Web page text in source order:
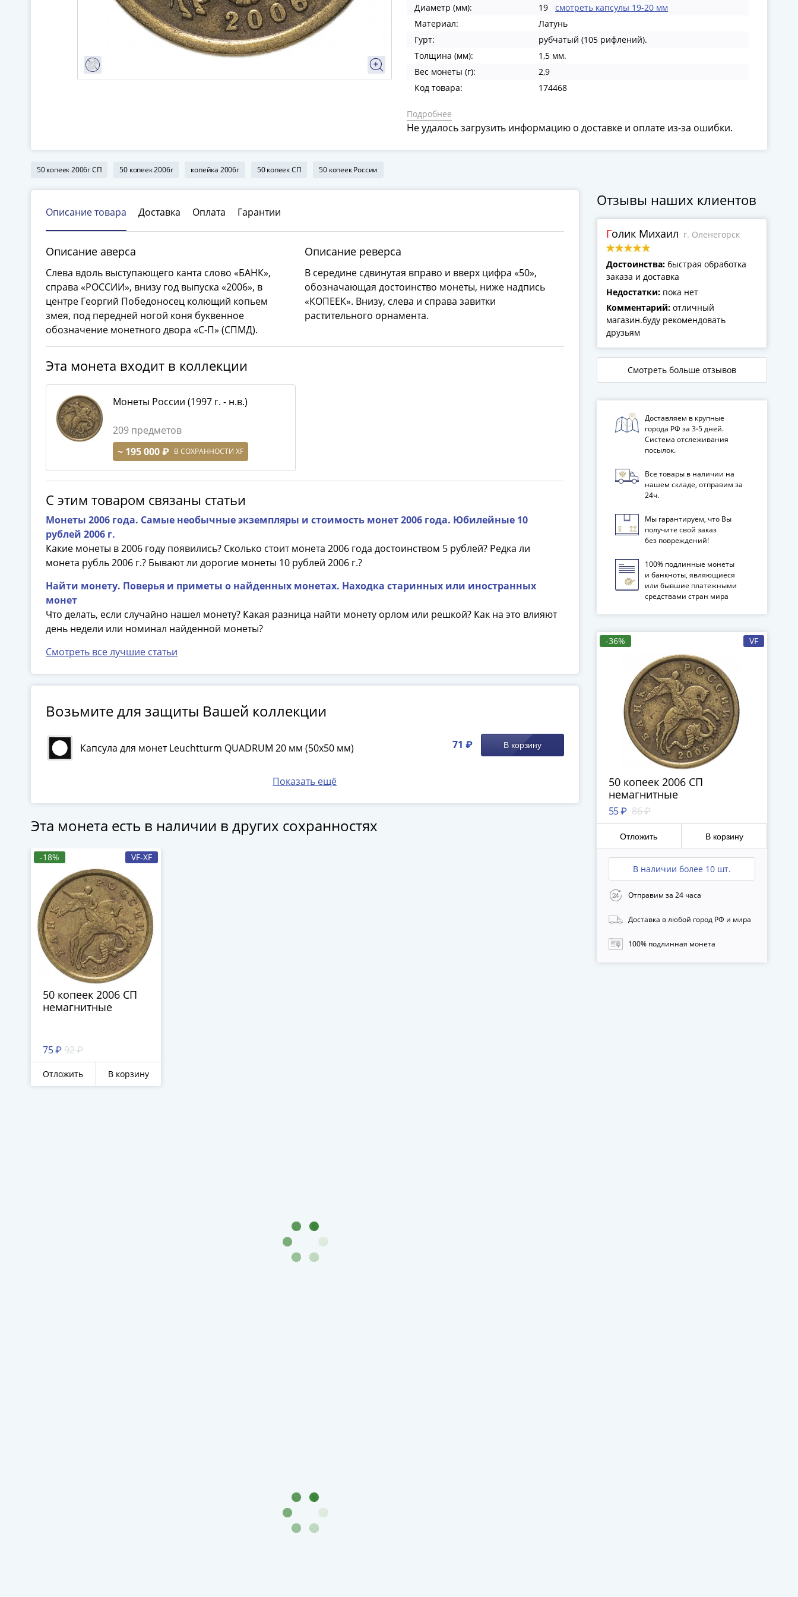
Диаметр (мм): 19
смотреть капсулы 19-20 мм
Материал:
Латунь
Гурт:
рубчатый (105 рифлений).
Толщина (мм):
1,5 мм.
Вес монеты (г):
2,9
Код товара:
174468
Подробнее
Не удалось загрузить информацию о доставке и оплате из-за ошибки.
50 копеек 2006г СП 50 копеек 2006г копейка 2006г 50 копеек СП 50 копеек России
Описание товара Доставка Оплата Гарантии
Описание аверса
Слева вдоль выступающего канта слово «БАНК»,
справа «РОССИИ», внизу год выпуска «2006», в
центре Георгий Победоносец колющий копьем
змея, под передней ногой коня буквенное
обозначение монетного двора «С-П» (СПМД).
Описание реверса
В середине сдвинутая вправо и вверх цифра «50»,
обозначающая достоинство монеты, ниже надпись
«КОПЕЕК». Внизу, слева и справа завитки
растительного орнамента.
Эта монета входит в коллекции
Монеты России (1997 г. - н.в.)
209 предметов
~ 195 000 ₽ В СОХРАННОСТИ XF
С этим товаром связаны статьи
Монеты 2006 года. Самые необычные экземпляры и стоимость монет 2006 года. Юбилейные 10
рублей 2006 г.
Какие монеты в 2006 году появились? Сколько стоит монета 2006 года достоинством 5 рублей? Редка ли
монета рубль 2006 г.? Бывают ли дорогие монеты 10 рублей 2006 г.?
Найти монету. Поверья и приметы о найденных монетах. Находка старинных или иностранных
монет
Что делать, если случайно нашел монету? Какая разница найти монету орлом или решкой? Как на это влияют
день недели или номинал найденной монеты?
Смотреть все лучшие статьи
Возьмите для защиты Вашей коллекции
Капсула для монет Leuchtturm QUADRUM 20 мм (50х50 мм) 71 ₽ В корзину
Показать ещё
Эта монета есть в наличии в других сохранностях
-18% VF-XF
50 копеек 2006 СП
немагнитные
75 ₽ 92 ₽
Отложить В корзину
Отзывы наших клиентов
Голик Михаил г. Оленегорск
Достоинства: быстрая обработка
заказа и доставка
Недостатки: пока нет
Комментарий: отличный
магазин.буду рекомендовать
друзьям
Смотреть больше отзывов
Доставляем в крупные
города РФ за 3‑5 дней.
Система отслеживания
посылок.
Все товары в наличии на
нашем складе, отправим за
24ч.
Мы гарантируем, что Вы
получите свой заказ
без повреждений!
100% подлинные монеты
и банкноты, являющиеся
или бывшие платежными
средствами стран мира
-36% VF
50 копеек 2006 СП
немагнитные
55 ₽ 86 ₽
Отложить В корзину
В наличии более 10 шт.
Отправим за 24 часа
Доставка в любой город РФ и мира
100% подлинная монета
Получите бесплатно набор всех 18